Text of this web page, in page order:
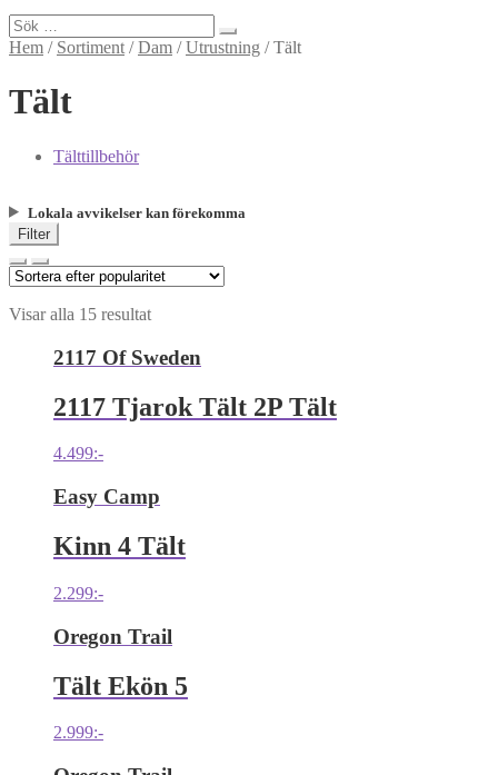
Sök
efter:
Hem / Sortiment /Dam /Utrustning /Tält
Tält
Tälttillbehör
Lokala avvikelser kan förekomma
Filter
Visar alla 15 resultat
2117 Of Sweden
2117 Tjarok Tält 2P Tält
4.499:-
Easy Camp
Kinn 4 Tält
2.299:-
Oregon Trail
Tält Ekön 5
2.999:-